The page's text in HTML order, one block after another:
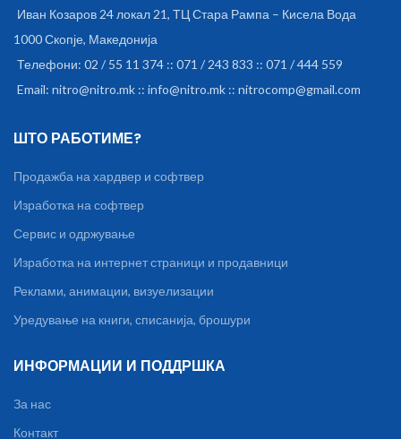
Иван Козаров 24 локал 21, ТЦ Стара Рампа – Кисела Вода
1000 Скопје, Македонија
Телефони: 02 / 55 11 374 :: 071 / 243 833 :: 071 / 444 559
Email: nitro@nitro.mk :: info@nitro.mk :: nitrocomp@gmail.com
ШТО РАБОТИМЕ?
Продажба на хардвер и софтвер
Изработка на софтвер
Сервис и одржување
Изработка на интернет страници и продавници
Реклами, анимации, визуелизации
Уредување на книги, списанија, брошури
ИНФОРМАЦИИ И ПОДДРШКА
За нас
Контакт